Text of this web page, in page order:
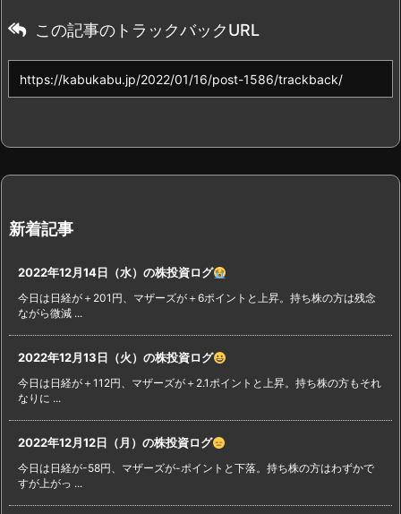
この記事のトラックバックURL
新着記事
2022年12月14日（水）の株投資ログ
今日は日経が＋201円、マザーズが＋6ポイントと上昇。持ち株の方は残念
ながら微減 ...
2022年12月13日（火）の株投資ログ
今日は日経が＋112円、マザーズが＋2.1ポイントと上昇。持ち株の方もそれ
なりに ...
2022年12月12日（月）の株投資ログ
今日は日経が-58円、マザーズが-ポイントと下落。持ち株の方はわずかで
すが上がっ ...